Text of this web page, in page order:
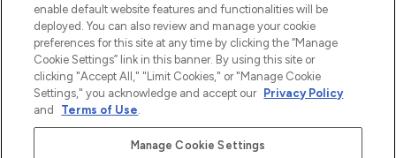
OVER LOOKFANTASTIC
Betaal veilig met
enable default website features and functionalities will be
deployed. You can also review and manage your cookie
preferences for this site at any time by clicking the “Manage
Cookie Settings” link in this banner. By using this site or
clicking "Accept All," "Limit Cookies," or "Manage Cookie
Settings," you acknowledge and accept our Privacy Policy
and
Terms of Use.
Manage Cookie Settings